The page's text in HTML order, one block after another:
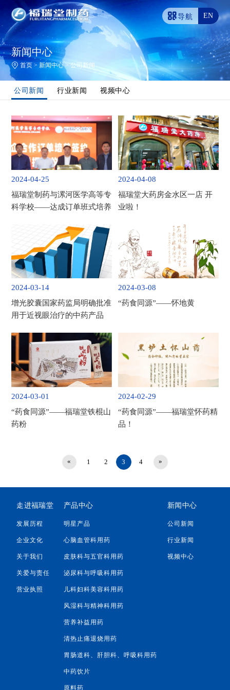
导航 EN
新闻中心
首页 >新闻中心>公司新闻
公司新闻 行业新闻 视频中心
2024-04-25
福瑞堂制药与漯河医学高等专
科学校——达成订单班式培养
2024-04-08
福瑞堂大药房金水区一店 开
业啦！
2024-03-14
增光胶囊国家药监局明确批准
用于近视眼治疗的中药产品
2024-03-08
“药食同源”——怀地黄
2024-03-01
“药食同源”——福瑞堂铁棍山
药粉
2024-02-29
“药食同源”——福瑞堂怀药精
品！
« 1 2 3 4 »
走进福瑞堂
发展历程
企业文化
关于我们
关爱与责任
营业执照
产品中心
明星产品
心脑血管科用药
皮肤科与五官科用药
泌尿科与呼吸科用药
儿科妇科美容科用药
风湿科与精神科用药
营养补益用药
清热止痛退烧用药
胃肠道科、肝胆科、呼吸科用药
中药饮片
原料药
新闻中心
公司新闻
行业新闻
视频中心